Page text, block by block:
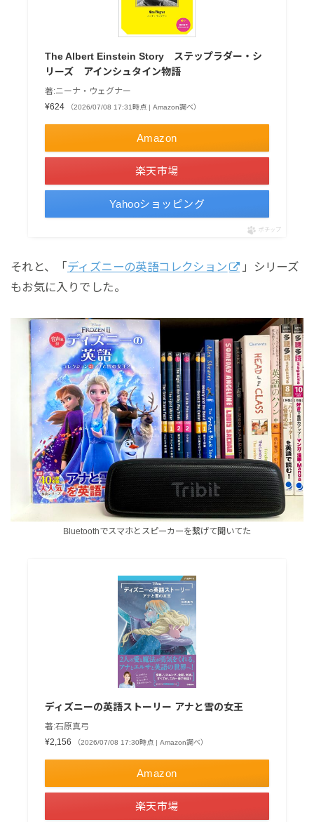
The Albert Einstein Story ステップラダー・シ
リーズ アインシュタイン物語
著:ニーナ・ウェグナー
¥624
（2026/07/08 17:31時点 | Amazon調べ）
Amazon
楽天市場
Yahooショッピング
ポチップ
それと、「 ディズニーの英語コレクション
」シリーズ
もお気に入りでした。
Bluetoothでスマホとスピーカーを繋げて聞いてた
ディズニーの英語ストーリー アナと雪の女王
著:石原真弓
¥2,156
（2026/07/08 17:30時点 | Amazon調べ）
Amazon
楽天市場